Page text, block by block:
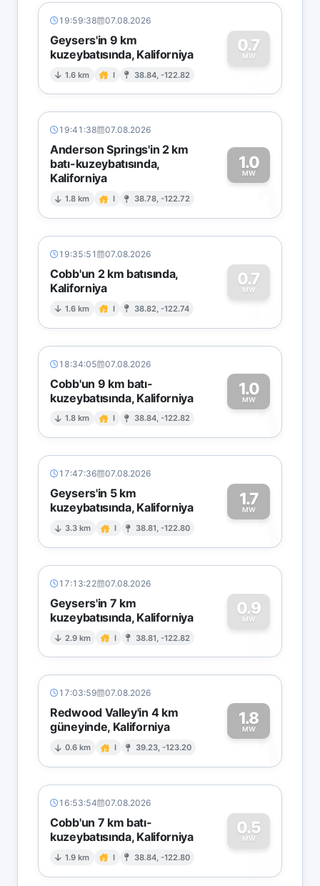
19:59:38 07.08.2026
Geysers'in 9 km
kuzeybatısında, Kaliforniya
1.6 km I 38.84, -122.82
0.7
MW
0
19:41:38 07.08.2026
Anderson Springs'in 2 km
batı-kuzeybatısında,
Kaliforniya
1.8 km I 38.78, -122.72
1.0
MW
1
19:35:51 07.08.2026
Cobb'un 2 km batısında,
Kaliforniya
1.6 km I 38.82, -122.74
0.7
MW
0
18:34:05 07.08.2026
Cobb'un 9 km batı-
kuzeybatısında, Kaliforniya
1.8 km I 38.84, -122.82
1.0
MW1
17:47:36 07.08.2026
Geysers'in 5 km
kuzeybatısında, Kaliforniya
3.3 km I 38.81, -122.80
1.7
MW1
17:13:22 07.08.2026
Geysers'in 7 km
kuzeybatısında, Kaliforniya
2.9 km I 38.81, -122.82
0.9
MW
0
17:03:59 07.08.2026
Redwood Valley'in 4 km
güneyinde, Kaliforniya
0.6 km I 39.23, -123.20
1.8
MW1
16:53:54 07.08.2026
Cobb'un 7 km batı-
kuzeybatısında, Kaliforniya
1.9 km I 38.84, -122.80
0.5
MW
0